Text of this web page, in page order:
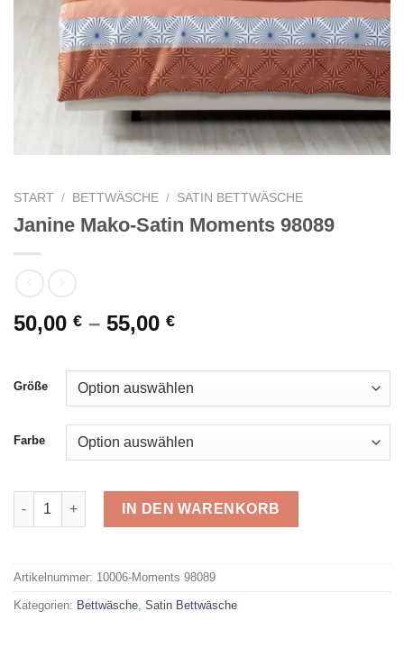
START / BETTWÄSCHE / SATIN BETTWÄSCHE
Janine Mako-Satin Moments 98089
50,00 € – 55,00 €
Größe
Farbe
Janine Mako-Satin Moments 98089 Menge
IN DEN WARENKORB
Artikelnummer: 10006-Moments 98089
Kategorien: Bettwäsche Satin Bettwäsche